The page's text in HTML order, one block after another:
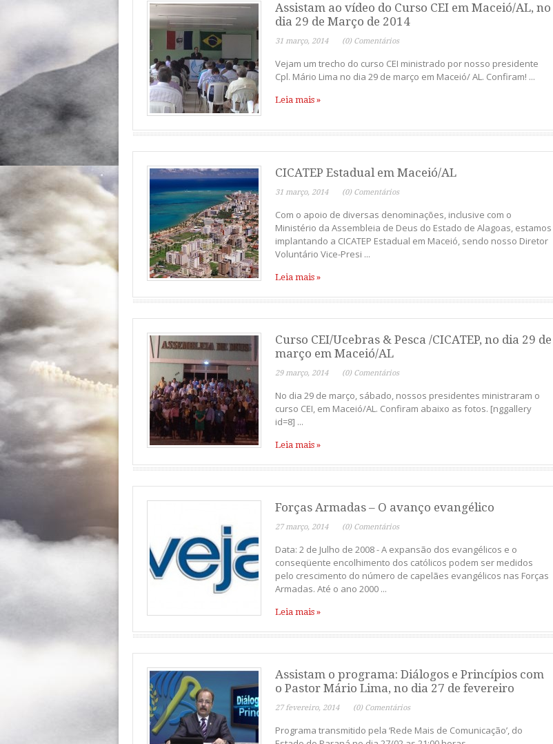
Assistam ao vídeo do Curso CEI em Maceió/AL, no
dia 29 de Março de 2014
31 março, 2014 (0) Comentários
Vejam um trecho do curso CEI ministrado por nosso presidente
Cpl. Mário Lima no dia 29 de março em Maceió/ AL. Confiram! ...
Leia mais »
CICATEP Estadual em Maceió/AL
31 março, 2014 (0) Comentários
Com o apoio de diversas denominações, inclusive com o
Ministério da Assembleia de Deus do Estado de Alagoas, estamos
implantando a CICATEP Estadual em Maceió, sendo nosso Diretor
Voluntário Vice-Presi ...
Leia mais »
Curso CEI/Ucebras & Pesca /CICATEP, no dia 29 de
março em Maceió/AL
29 março, 2014 (0) Comentários
No dia 29 de março, sábado, nossos presidentes ministraram o
curso CEI, em Maceió/AL. Confiram abaixo as fotos. [nggallery
id=8] ...
Leia mais »
Forças Armadas – O avanço evangélico
27 março, 2014 (0) Comentários
Data: 2 de Julho de 2008 - A expansão dos evangélicos e o
conseqüente encolhimento dos católicos podem ser medidos
pelo crescimento do número de capelães evangélicos nas Forças
Armadas. Até o ano 2000 ...
Leia mais »
Assistam o programa: Diálogos e Princípios com
o Pastor Mário Lima, no dia 27 de fevereiro
27 fevereiro, 2014 (0) Comentários
Programa transmitido pela ‘Rede Mais de Comunicação’, do